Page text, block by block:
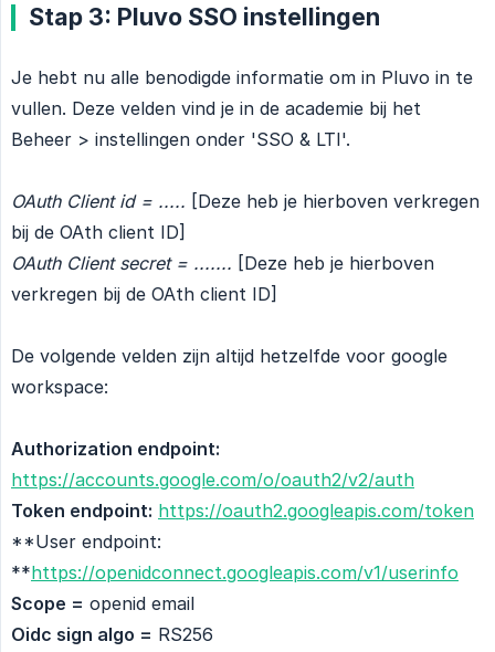
Stap 3: Pluvo SSO instellingen
Je hebt nu alle benodigde informatie om in Pluvo in te
vullen. Deze velden vind je in de academie bij het
Beheer > instellingen onder 'SSO & LTI'.
OAuth Client id = ..... [Deze heb je hierboven verkregen
bij de OAth client ID]
OAuth Client secret = ....... [Deze heb je hierboven
verkregen bij de OAth client ID]
De volgende velden zijn altijd hetzelfde voor google
workspace:
Authorization endpoint:
https://accounts.google.com/o/oauth2/v2/auth
Token endpoint: https://oauth2.googleapis.com/token
**User endpoint:
**https://openidconnect.googleapis.com/v1/userinfo
Scope = openid email
Oidc sign algo = RS256